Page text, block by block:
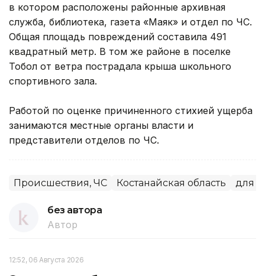
в котором расположены районные архивная
служба, библиотека, газета «Маяк» и отдел по ЧС.
Общая площадь повреждений составила 491
квадратный метр. В том же районе в поселке
Тобол от ветра пострадала крыша школьного
спортивного зала.
Работой по оценке причиненного стихией ущерба
занимаются местные органы власти и
представители отделов по ЧС.
Происшествия, ЧС Костанайская область для
без автора
Автор
12:52, 06 Августа 2026